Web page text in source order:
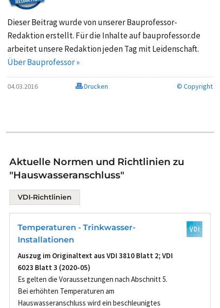
Dieser Beitrag wurde von unserer Bauprofessor-
Redaktion erstellt. Für die Inhalte auf bauprofessor.de
arbeitet unsere Redaktion jeden Tag mit Leidenschaft.
Über Bauprofessor »
04.03.2016 Drucken © Copyright
Aktuelle Normen und Richtlinien zu
"Hauswasseranschluss"
VDI-Richtlinien
Temperaturen - Trinkwasser-
Installationen
Auszug im Originaltext aus VDI 3810 Blatt 2; VDI
6023 Blatt 3 (2020-05)
Es gelten die Voraussetzungen nach Abschnitt 5.
Bei erhöhten Temperaturen am
Hauswasseranschluss wird ein beschleunigtes